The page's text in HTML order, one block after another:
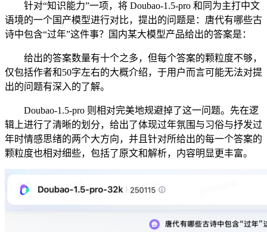
针对“知识能力”一项，将 Doubao-1.5-pro 和同为主打中文
语境的一个国产模型进行对比，提出的问题是：唐代有哪些古
诗中包含“过年”这件事？国内某大模型产品给出的答案是：
给出的答案数量有十个之多，但每个答案的颗粒度不够，
仅包括作者和50字左右的大概介绍，于用户而言可能无法对提
出的问题有深入的了解。
Doubao-1.5-pro 则相对完美地规避掉了这一问题。先在逻
辑上进行了清晰的划分，给出了体现过年氛围与习俗与抒发过
年时情感思绪的两个大方向，并且针对所给出的每一个答案的
颗粒度也相对细些，包括了原文和解析，内容明显更丰富。